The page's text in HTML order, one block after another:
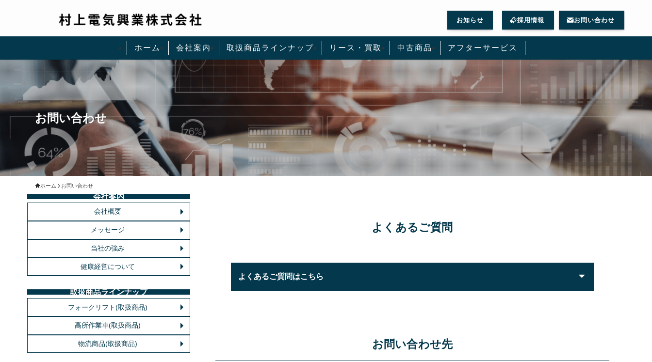
ホーム 会社案内 取扱商品ラインナップ リース・買取 中古商品 アフターサービス
お知らせ 採用情報 お問い合わせ
お問い合わせ
ホーム お問い合わせ
よくあるご質問
よくあるご質問はこちら
お問い合わせ先
会社案内
会社概要
メッセージ
当社の強み
健康経営について
取扱商品ラインナップ
フォークリフト(取扱商品)
高所作業車(取扱商品)
物流商品(取扱商品)